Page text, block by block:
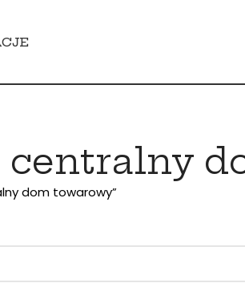
centralny
dom towarowy”